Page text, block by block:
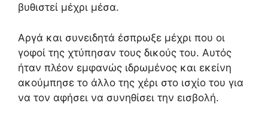
βυθιστεί μέχρι μέσα.
Αργά και συνειδητά έσπρωξε μέχρι που οι
γοφοί της χτύπησαν τους δικούς του. Αυτός
ήταν πλέον εμφανώς ιδρωμένος και εκείνη
ακούμπησε το άλλο της χέρι στο ισχίο του για
να τον αφήσει να συνηθίσει την εισβολή.